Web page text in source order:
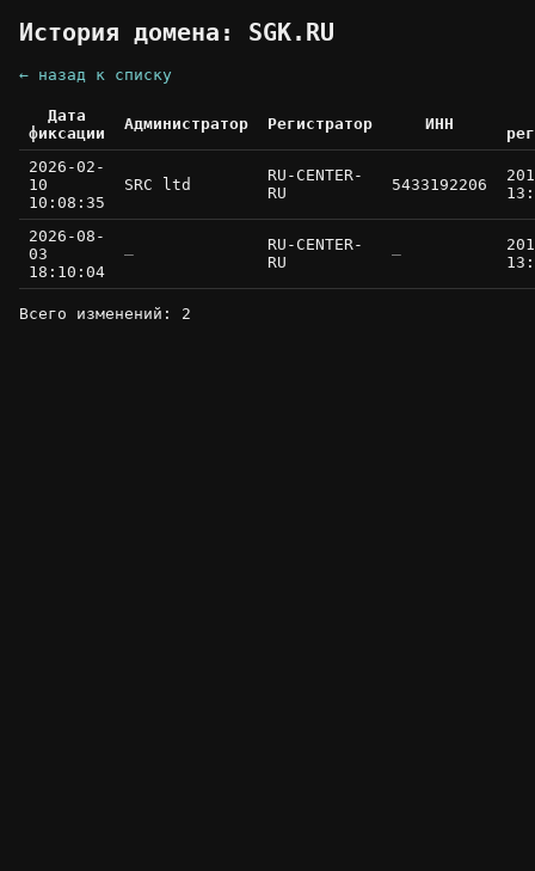
История домена: SGK.RU
← назад к списку
Дата
фиксации
Администратор Регистратор ИНН
2026-02-
10
10:08:35
SRC ltd
RU-CENTER-
RU
5433192206
2026-08-
03
18:10:04
—
RU-CENTER-
RU
—
Всего изменений: 2